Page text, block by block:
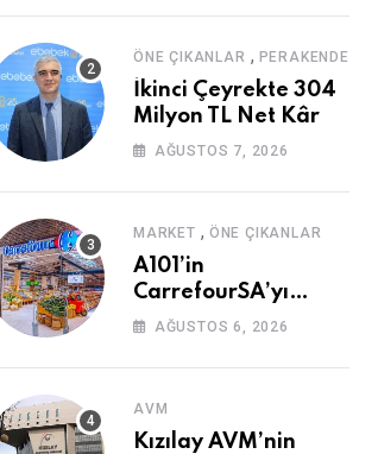
ÖNE ÇIKANLAR , PERAKENDE
İkinci Çeyrekte 304
Milyon TL Net Kâr
AĞUSTOS 7, 2026
MARKET , ÖNE ÇIKANLAR
A101’in
CarrefourSA’yı
Devralmasına Şartlı
AĞUSTOS 6, 2026
AVM
Kızılay AVM’nin